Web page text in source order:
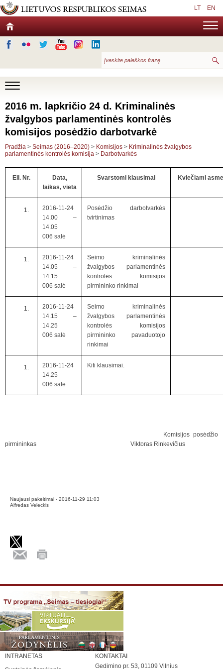
LT EN
2016 m. lapkričio 24 d. Kriminalinės
žvalgybos parlamentinės kontrolės
komisijos posėdžio darbotvarkė
Pradžia > Seimas (2016–2020) > Komisijos > Kriminalinės žvalgybos
parlamentinės kontrolės komisija > Darbotvarkės
Eil. Nr.
Data,
laikas, vieta
Svarstomi klausimai Kviečiami
2016-11-24
14.00 –
14.05
006 salė
Posėdžio darbotvarkės
tvirtinimas
2016-11-24
14.05 –
14.15
006 salė
Seimo kriminalinės
žvalgybos parlamentinės
kontrolės komisijos
pirmininko rinkimai
2016-11-24
14.15 –
14.25
006 salė
Seimo kriminalinės
žvalgybos parlamentinės
kontrolės komisijos
pirmininko pavaduotojo
rinkimai
2016-11-24
14.25
006 salė
Kiti klausimai.
Komisijos posėdžio
pirmininkas Viktoras Rinkevičius
Naujausi pakeitimai - 2016-11-29 11:03
Alfredas Veleckis
INTRANETAS
KONTAKTAI
Gedimino pr. 53, 01109 Vilnius